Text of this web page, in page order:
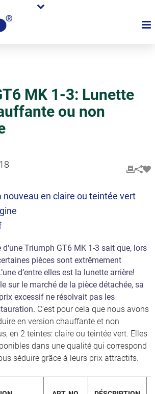
MK 1-3: Lunette
ou non
nouveau en claire ou teintée vert
Triumph GT6 MK 1-3 sait que, lors
pièces sont extrêmement
d’entre elles est la lunette arrière!
sur le marché de la pièce détachée, sa
excessif ne résolvait pas les
C’est pour cela que nous avons
en version chauffante et non
en 2 teintes: claire ou teintée vert. Elles
dans une qualité qui correspond
séduire grâce à leurs prix attractifs.